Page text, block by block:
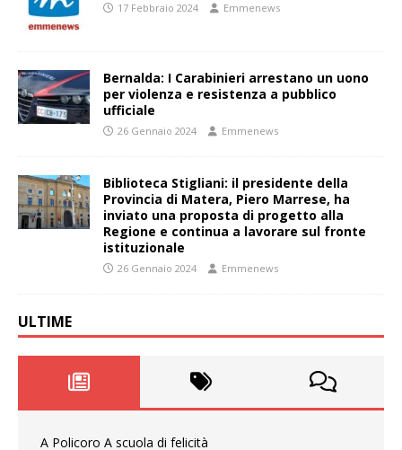
17 Febbraio 2024 Emmenews
Bernalda: I Carabinieri arrestano un uono
per violenza e resistenza a pubblico
ufficiale
26 Gennaio 2024 Emmenews
Biblioteca Stigliani: il presidente della
Provincia di Matera, Piero Marrese, ha
inviato una proposta di progetto alla
Regione e continua a lavorare sul fronte
istituzionale
26 Gennaio 2024 Emmenews
ULTIME
A Policoro A scuola di felicità